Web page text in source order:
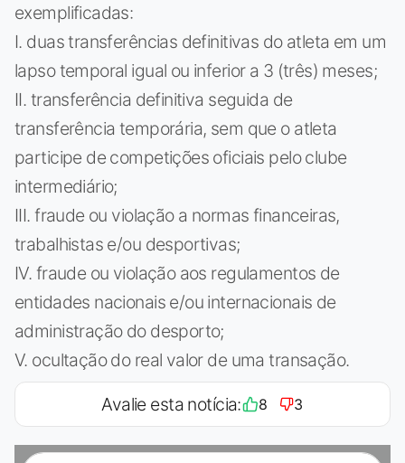
exemplificadas:
I. duas transferências definitivas do atleta em um
lapso temporal igual ou inferior a 3 (três) meses;
II. transferência definitiva seguida de
transferência temporária, sem que o atleta
participe de competições oficiais pelo clube
intermediário;
III. fraude ou violação a normas financeiras,
trabalhistas e/ou desportivas;
IV. fraude ou violação aos regulamentos de
entidades nacionais e/ou internacionais de
administração do desporto;
V. ocultação do real valor de uma transação.
Avalie esta notícia: 8 3